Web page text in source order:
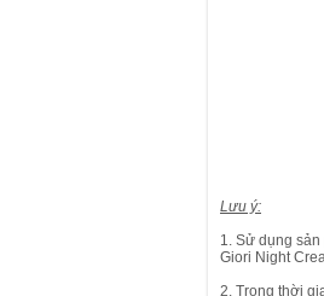
Lưu ý:
1. Sử dụng
Giori Night
2. Trong thời